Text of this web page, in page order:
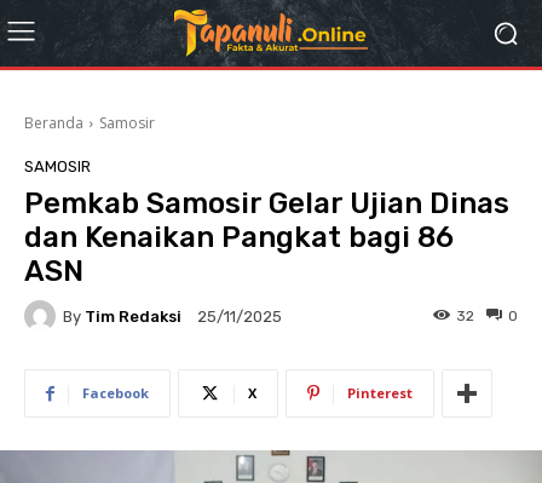
Beranda Samosir
SAMOSIR
Pemkab Samosir Gelar Ujian Dinas
dan Kenaikan Pangkat bagi 86
ASN
By Tim Redaksi 25/11/2025 0
32
Facebook X Pinterest